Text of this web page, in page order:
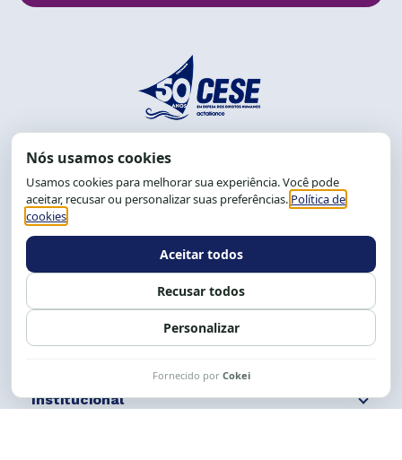
End.: R. da Graça, 150. Graça
CEP: 40.150-055
Salvador-BA, Brasil.
Tel.: (71) 2104-5457, Cel.: (71) 9 9239-2104 ou 2105
Expediente: 8h às 12h e 13 às 17h.
Siga nossas redes Fale conosco
Institucional